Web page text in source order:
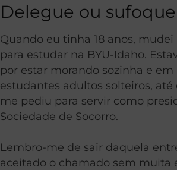
Delegue ou sufoque
Quando eu tinha 18 anos, mudei
para estudar na BYU-Idaho.
por estar morando sozinha e
estudantes adultos solteiros,
me pediu para servir como
Sociedade de Socorro.
Lembro-me de sair daquela
aceitado o chamado sem muita